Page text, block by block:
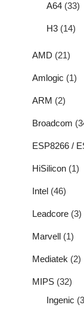
A64 (33)
H3 (14)
AMD (21)
Amlogic (1)
ARM (2)
Broadcom
ESP8266 /
HiSilicon (1)
Intel (46)
Leadcore (3)
Marvell (1)
Mediatek (2)
MIPS (32)
Ingenic